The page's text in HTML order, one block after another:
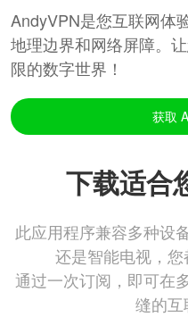
AndyVPN是您互联网体
地理边界和网络屏障。
限的数字世界！
获取
下载适合
此应用程序兼容多种设
还是智能电视，您
通过一次订阅，即可在
缝的互